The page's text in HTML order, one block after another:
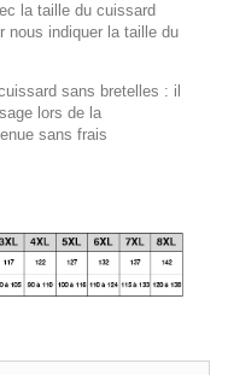
la taille du cuissard
nous indiquer la taille du
sans bretelles : il
lors de la
sans frais